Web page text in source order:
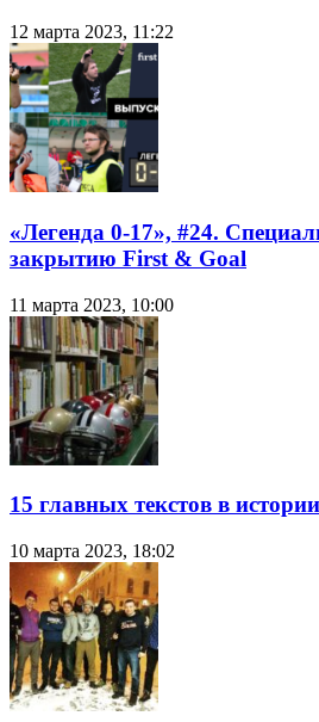
12 марта 2023, 11:22
«Легенда 0-17», #24.
закрытию First & Goal
11 марта 2023, 10:00
15 главных текстов в
10 марта 2023, 18:02